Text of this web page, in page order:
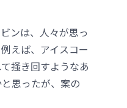
ンは、人々が思っ
えば、アイスコー
掻き回すようなあ
思ったが、案の